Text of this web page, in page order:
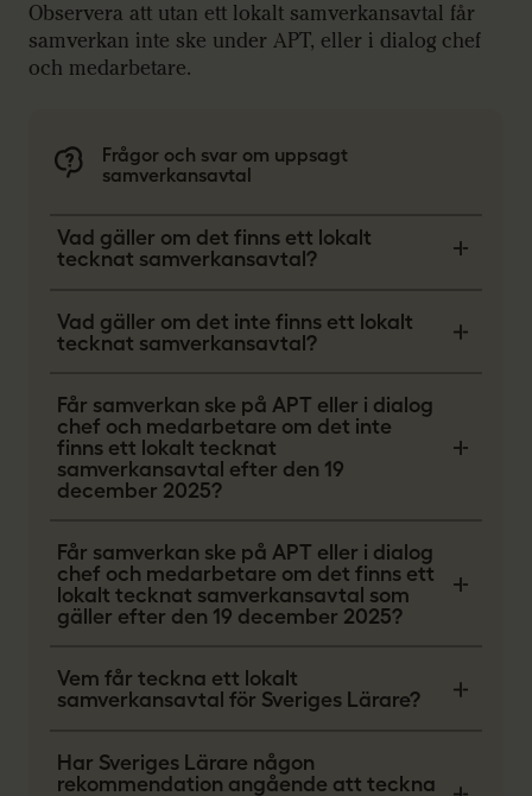
Observera att utan ett lokalt samverkansavtal får
samverkan inte ske under APT, eller i dialog chef
och medarbetare.
Frågor och svar om uppsagt
samverkansavtal
Vad gäller om det finns ett lokalt
tecknat samverkansavtal?
Vad gäller om det inte finns ett lokalt
tecknat samverkansavtal?
Får samverkan ske på APT eller i dialog
chef och medarbetare om det inte
finns ett lokalt tecknat
samverkansavtal efter den 19
december 2025?
Får samverkan ske på APT eller i dialog
chef och medarbetare om det finns ett
lokalt tecknat samverkansavtal som
gäller efter den 19 december 2025?
Vem får teckna ett lokalt
samverkansavtal för Sveriges Lärare?
Har Sveriges Lärare någon
rekommendation angående att teckna